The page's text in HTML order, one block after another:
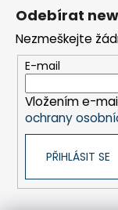
Odebírat
Nezmeškejte
E-mail
Vložením e-
ochrany
PŘIHLÁSIT SE